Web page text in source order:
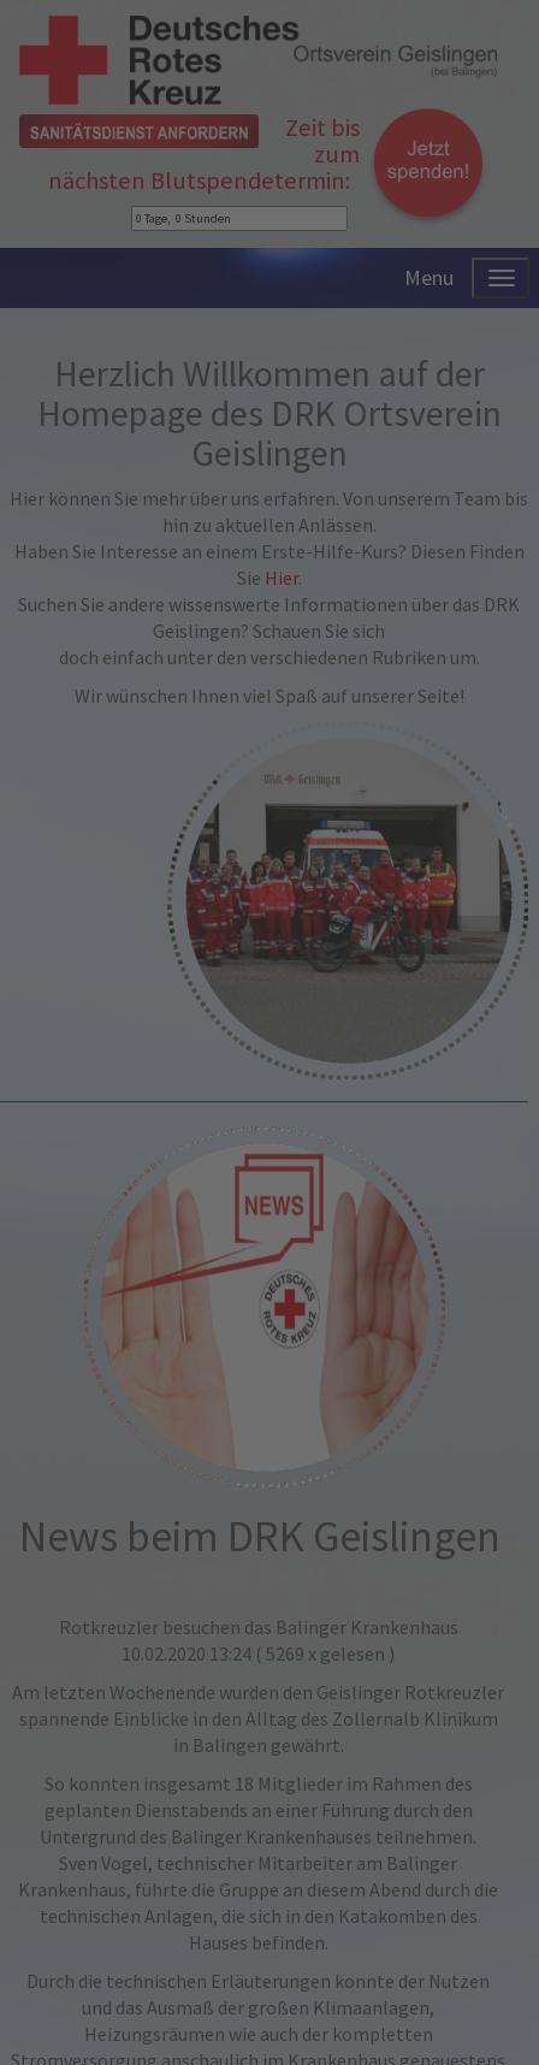
Zeit bis
zum
nächsten Blutspendetermin:
Menu
Herzlich Willkommen auf der
Homepage des DRK Ortsverein
Geislingen
Hier können Sie mehr über uns erfahren. Von unserem Team bis
hin zu aktuellen Anlässen.
Haben Sie Interesse an einem Erste-Hilfe-Kurs? Diesen Finden
Sie Hier.
Suchen Sie andere wissenswerte Informationen über das DRK
Geislingen? Schauen Sie sich
doch einfach unter den verschiedenen Rubriken um.
Wir wünschen Ihnen viel Spaß auf unserer Seite!
News beim DRK Geislingen
Rotkreuzler besuchen das Balinger Krankenhaus
10.02.2020 13:24 ( 5269 x gelesen )
Am letzten Wochenende wurden den Geislinger Rotkreuzler
spannende Einblicke in den Alltag des Zollernalb Klinikum
in Balingen gewährt.
So konnten insgesamt 18 Mitglieder im Rahmen des
geplanten Dienstabends an einer Führung durch den
Untergrund des Balinger Krankenhauses teilnehmen.
Sven Vogel, technischer Mitarbeiter am Balinger
Krankenhaus, führte die Gruppe an diesem Abend durch die
technischen Anlagen, die sich in den Katakomben des
Hauses befinden.
Durch die technischen Erläuterungen konnte der Nutzen
und das Ausmaß der großen Klimaanlagen,
Heizungsräumen wie auch der kompletten
Stromversorgung anschaulich im Krankenhaus genauestens